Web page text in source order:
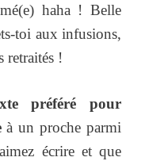
haha ! Belle
toi aux infusions,
retraités !
préféré pour
à un proche parmi
écrire et que